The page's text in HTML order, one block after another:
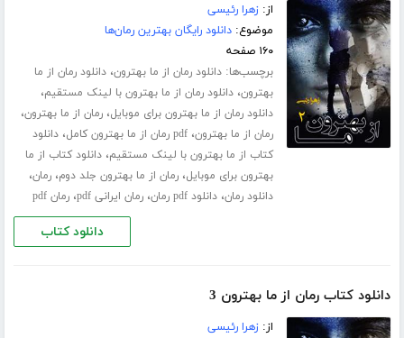
از:زهرا رئیسی
موضوع:دانلود رایگان بهترین رمان‌ها
۱۶۰ صفحه
برچسب‌ها:دانلود رمان از ما بهترون،دانلود رمان از ما
بهترون،دانلود رمان از ما بهترون با لینک مستقیم،
دانلود رمان از ما بهترون برای موبایل،رمان از ما بهترون،
رمان از ما بهترون،pdf رمان از ما بهترون کامل ،دانلود
کتاب از ما بهترون با لینک مستقیم،دانلود کتاب از ما
بهترون برای موبایل،رمان از ما بهترون جلد دوم،رمان،
دانلود رمان،دانلود pdf رمان ،رمان ایرانی pdf ،رمان pdf
دانلود کتاب
دانلود کتاب رمان از ما بهترون 3
از:زهرا رئیسی